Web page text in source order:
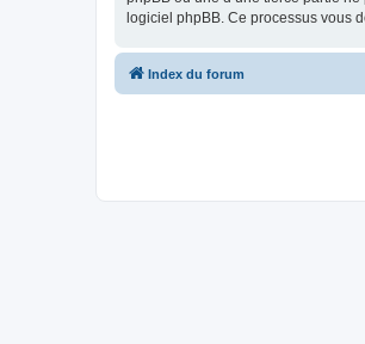
logiciel phpBB. Ce processus vous
Index du forum